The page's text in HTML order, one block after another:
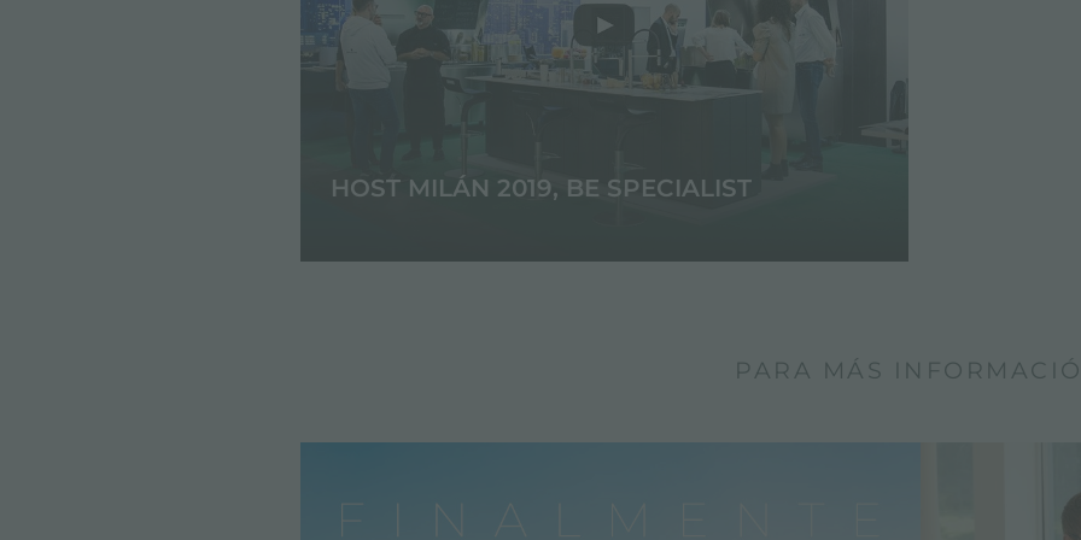
HOST MILÁN 2019, BE SPECIALIST
PARA MÁS